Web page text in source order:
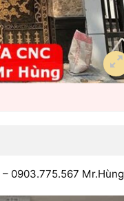
– 0903.775.567 Mr.Hùng